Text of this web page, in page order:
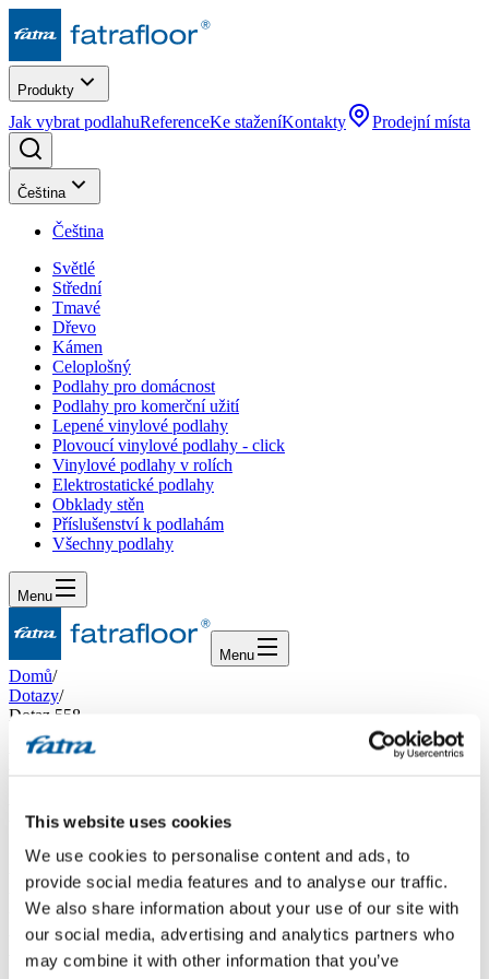
This website uses cookies
We use cookies to personalise content and ads, to
provide social media features and to analyse our traffic.
We also share information about your use of our site with
our social media, advertising and analytics partners who
may combine it with other information that you’ve
Produkty
Jak vybrat podlahuReferenceKe staženíKontakty Prodejní místa
Čeština
Čeština
Světlé
Střední
Tmavé
Dřevo
Kámen
Celoplošný
Podlahy pro domácnost
Podlahy pro komerční užití
Lepené vinylové podlahy
Plovoucí vinylové podlahy - click
Vinylové podlahy v rolích
Elektrostatické podlahy
Obklady stěn
Příslušenství k podlahám
Všechny podlahy
Menu
Menu
Domů/
Dotazy/
Dotaz 558
Dotaz 558
Dotaz
Dobrý den,chystáme rekonstrukci dětského pokoje a potřebovali
bychom poradit se vzorem podlahy. Pokojík bude vybaven čistě
bílým nábytkem, dvě sousední stěny budou fialkové, zbývající dvě
bílé (s velkou dekorativní samolepkou stromu a zvířátek). Nejsme si
však zcela jisti barvou podlahy. Zatím vybíráme z řady FatraClick ze
vzorů Dub africký či Dub sibiřský šedý. Místnost je velká cca 3x4,5